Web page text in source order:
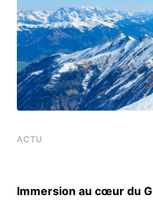
ACTU
Immersion au cœur du